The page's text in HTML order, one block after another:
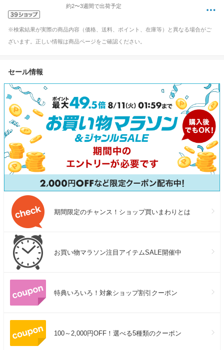
約2〜3週間で出荷予定
※検索結果が実際の商品内容（価格、送料、ポイント、在庫等）と異なる場合がご
ざいます。正しい情報は商品ページをご確認ください。
セール情報
期間限定のチャンス！ショップ買いまわりとは
お買い物マラソン注目アイテムSALE開催中
特典いろいろ！対象ショップ割引クーポン
100～2,000円OFF！選べる5種類のクーポン